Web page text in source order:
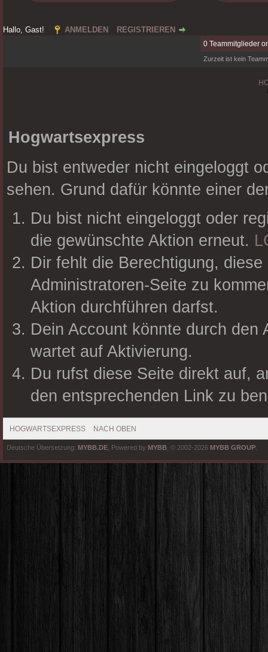
magischen Gesellschaft. Willst du mehr
erfahren? Dann melde dich an und tauche in die
Hallo, Gast! ANMELDEN REGISTRIEREN
0 Teammitglieder
Zurzeit ist kein
Hogwartsexpress
Du bist entweder nicht eingeloggt
sehen. Grund dafür könnte einer
Du bist nicht eingeloggt oder
die gewünschte Aktion erneut.
Dir fehlt die Berechtigung,
Administratoren-Seite zu
Aktion durchführen darfst.
Dein Account könnte durch den
wartet auf Aktivierung.
Du rufst diese Seite direkt auf,
den entsprechenden Link zu
HOGWARTSEXPRESS NACH OBEN
Deutsche Übersetzung: MYBB.DE , Powered by MYBB , © 2002-2026 MYBB GROUP